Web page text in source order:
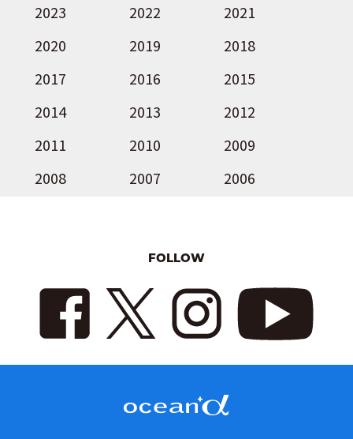
2023
2022
2021
2020
2019
2018
2017
2016
2015
2014
2013
2012
2011
2010
2009
2008
2007 2006
FOLLOW